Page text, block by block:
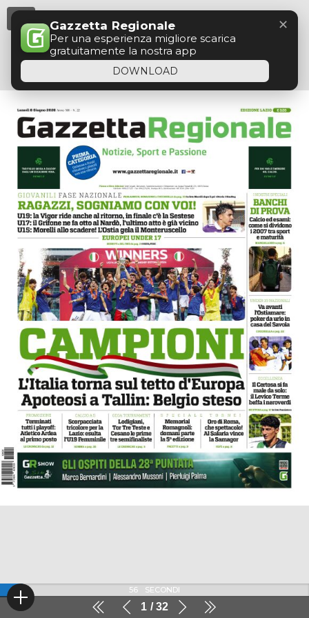
1 32
56 SECONDI
Gazzetta Regionale
Per una esperienza migliore scarica
gratuitamente la nostra app
DOWNLOAD
✕
Menu